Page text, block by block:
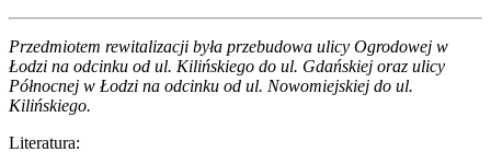
Przedmiotem rewitalizacji była przebudowa ulicy Ogrodowej w
Łodzi na odcinku od ul. Kilińskiego do ul. Gdańskiej oraz ulicy
Północnej w Łodzi na odcinku od ul. Nowomiejskiej do ul.
Kilińskiego.
Literatura: